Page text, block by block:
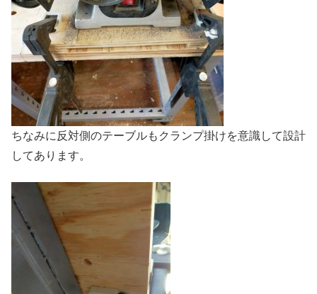
ちなみに反対側のテーブルもクランプ掛けを意識して設計
してあります。